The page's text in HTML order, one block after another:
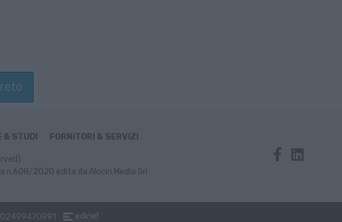
& STUDI FORNITORI & SERVIZI
n.608/2020 edita da Alocin Media Srl
02499470991